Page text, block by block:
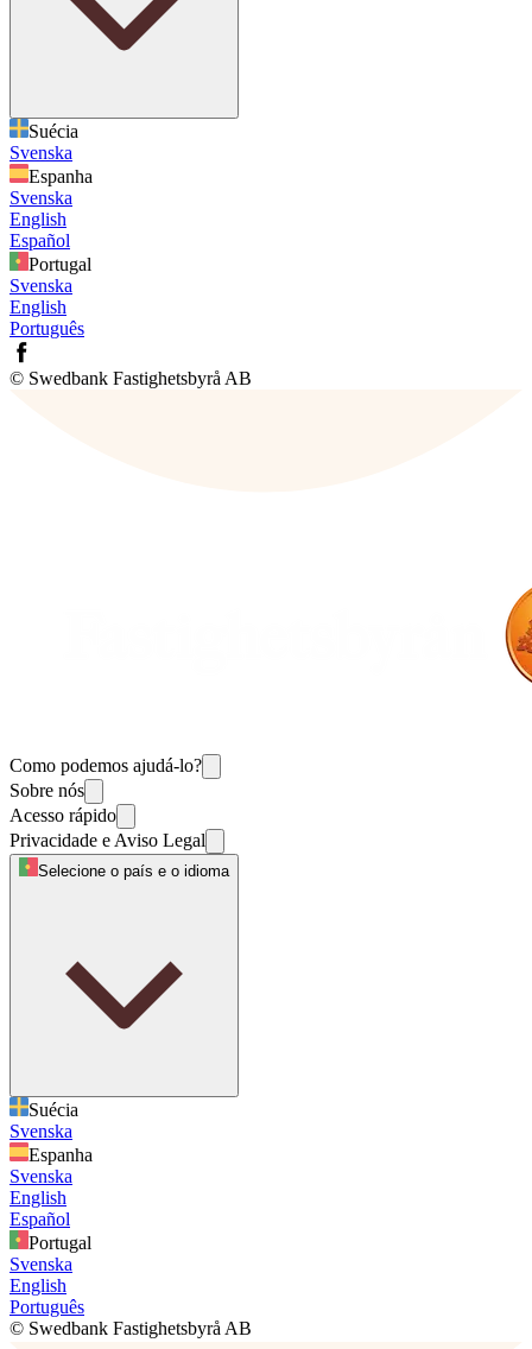
Suécia
Svenska
Espanha
Svenska
English
Español
Portugal
Svenska
English
Português
© Swedbank Fastighetsbyrå AB
Como podemos ajudá-lo?
Sobre nós
Acesso rápido
Privacidade e Aviso Legal
Selecione o país e o idioma
Suécia
Svenska
Espanha
Svenska
English
Español
Portugal
Svenska
English
Português
© Swedbank Fastighetsbyrå AB